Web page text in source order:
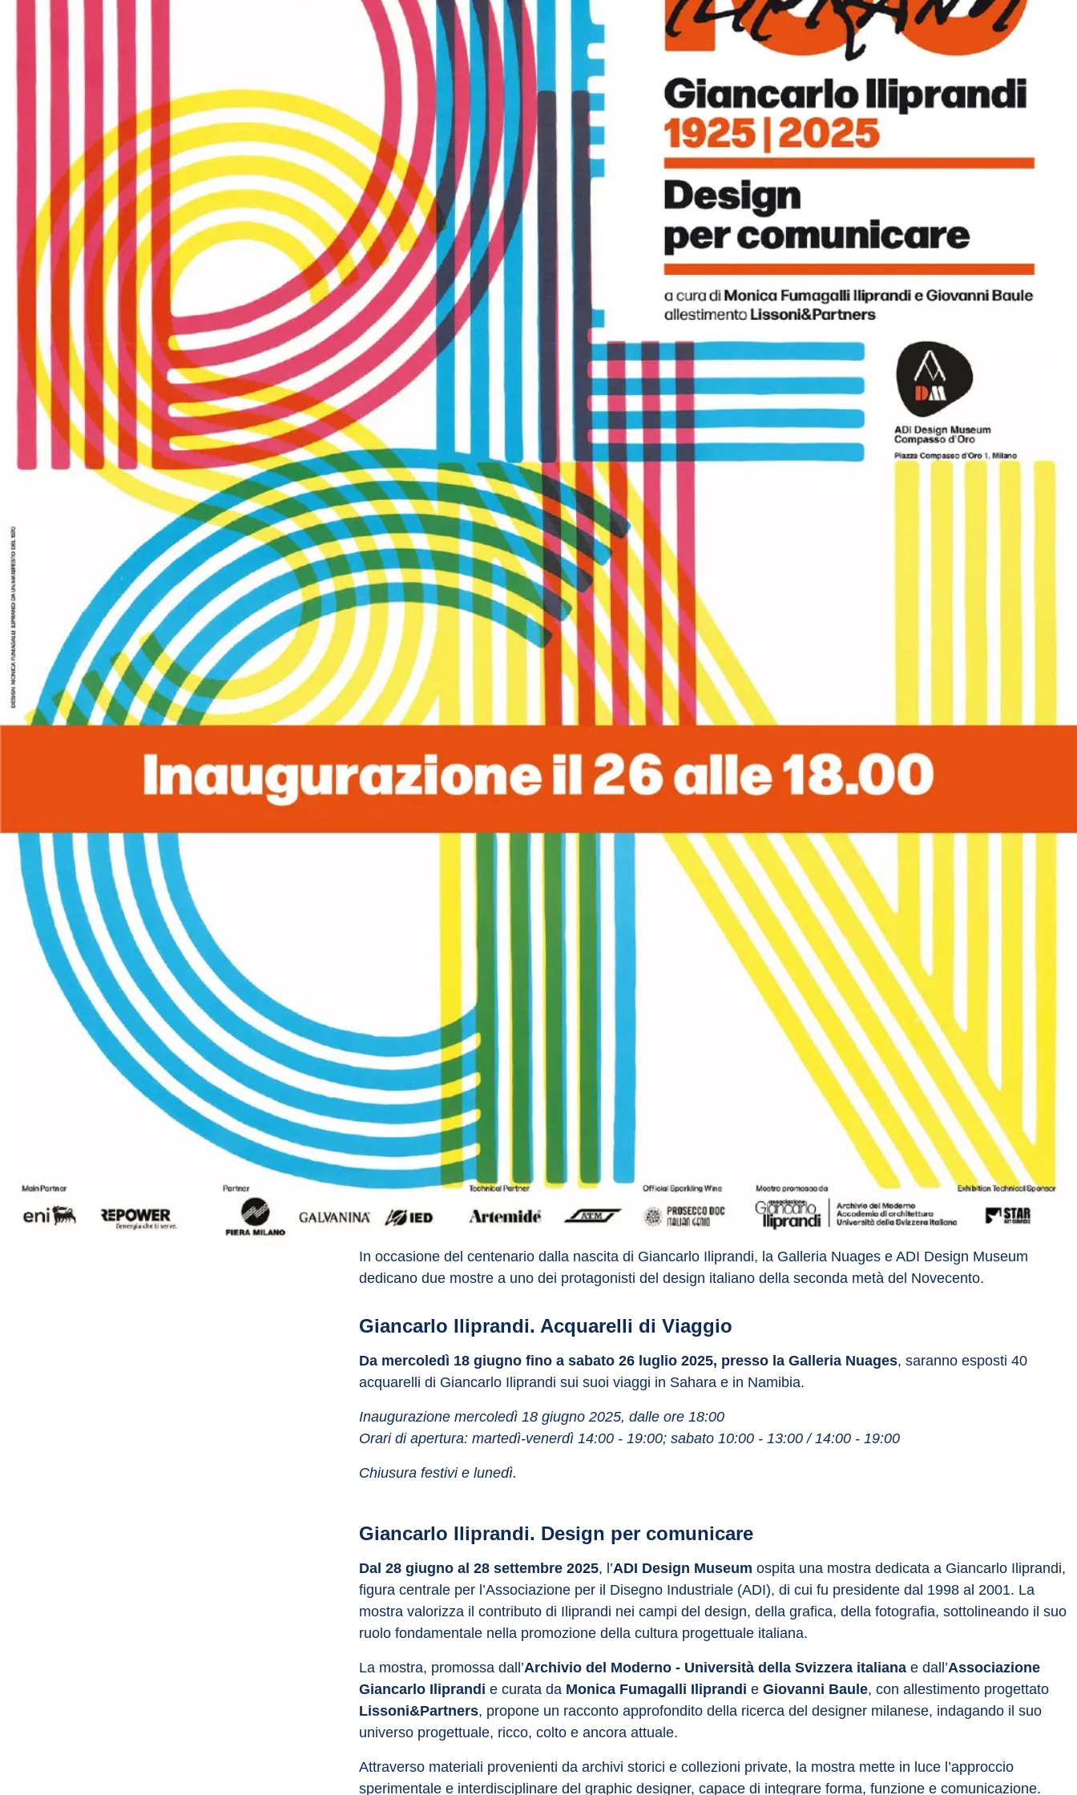
In occasione del centenario dalla nascita di Giancarlo Iliprandi, la Galleria Nuages e ADI Design Museum
dedicano due mostre a uno dei protagonisti del design italiano della seconda metà del Novecento.
Giancarlo Iliprandi. Acquarelli di Viaggio
Da mercoledì 18 giugno fino a sabato 26 luglio 2025, presso la Galleria Nuages, saranno esposti 40
acquarelli di Giancarlo Iliprandi sui suoi viaggi in Sahara e in Namibia.
Inaugurazione mercoledì 18 giugno 2025, dalle ore 18:00
Orari di apertura: martedì-venerdì 14:00 - 19:00; sabato 10:00 - 13:00 / 14:00 - 19:00
Chiusura festivi e lunedì.
Giancarlo Iliprandi. Design per comunicare
Dal 28 giugno al 28 settembre 2025, l’ADI Design Museum ospita una mostra dedicata a Giancarlo Iliprandi,
figura centrale per l’Associazione per il Disegno Industriale (ADI), di cui fu presidente dal 1998 al 2001. La
mostra valorizza il contributo di Iliprandi nei campi del design, della grafica, della fotografia, sottolineando il suo
ruolo fondamentale nella promozione della cultura progettuale italiana.
La mostra, promossa dall’Archivio del Moderno - Università della Svizzera italiana e dall’Associazione
Giancarlo Iliprandi e curata da Monica Fumagalli Iliprandi e Giovanni Baule, con allestimento progettato
Lissoni&Partners, propone un racconto approfondito della ricerca del designer milanese, indagando il suo
universo progettuale, ricco, colto e ancora attuale.
Attraverso materiali provenienti da archivi storici e collezioni private, la mostra mette in luce l’approccio
sperimentale e interdisciplinare del graphic designer, capace di integrare forma, funzione e comunicazione.